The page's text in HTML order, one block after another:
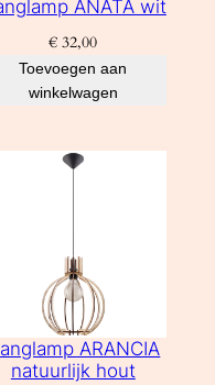
ANATA wit
€ 32,00
Toevoegen aan
winkelwagen
ARANCIA
natuurlijk hout